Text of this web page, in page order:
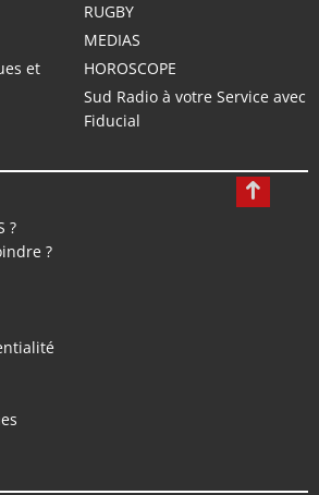
RUGBY
MEDIAS
et
HOROSCOPE
Sud Radio à votre Service avec
Fiducial
?
?